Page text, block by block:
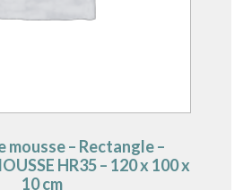
mousse – Rectangle –
HR35 – 120 x 100 x
10 cm